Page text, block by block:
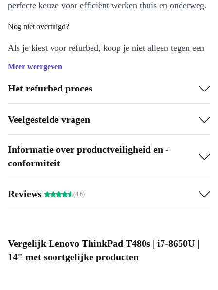
perfecte keuze voor efficiënt werken thuis en onderweg.
Nog niet overtuigd?
Als je kiest voor refurbed, koop je niet alleen tegen een
lagere prijs, maar doe je ook iets goeds voor het milieu.
Meer weergeven
Het refurbed proces
Veelgestelde vragen
Informatie over productveiligheid en -
conformiteit
Reviews (4.6)
Vergelijk Lenovo ThinkPad T480s | i7-8650U |
14" met soortgelijke producten